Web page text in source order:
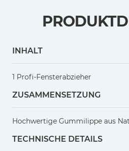
INHALT
1 Profi-Fensterabzieher
ZUSAMMENSETZUNG
Hochwertige Gummilippe aus
TECHNISCHE DETAILS